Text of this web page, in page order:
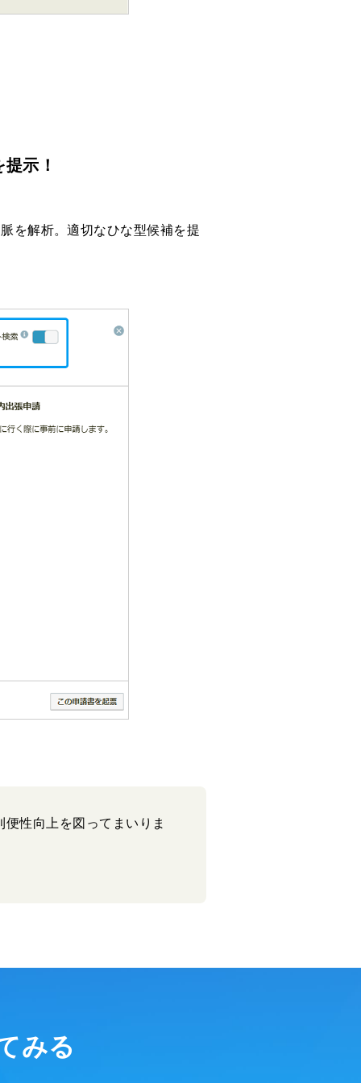
示！
を解析。適切なひな型候補を提
性向上を図ってまいりま
みる